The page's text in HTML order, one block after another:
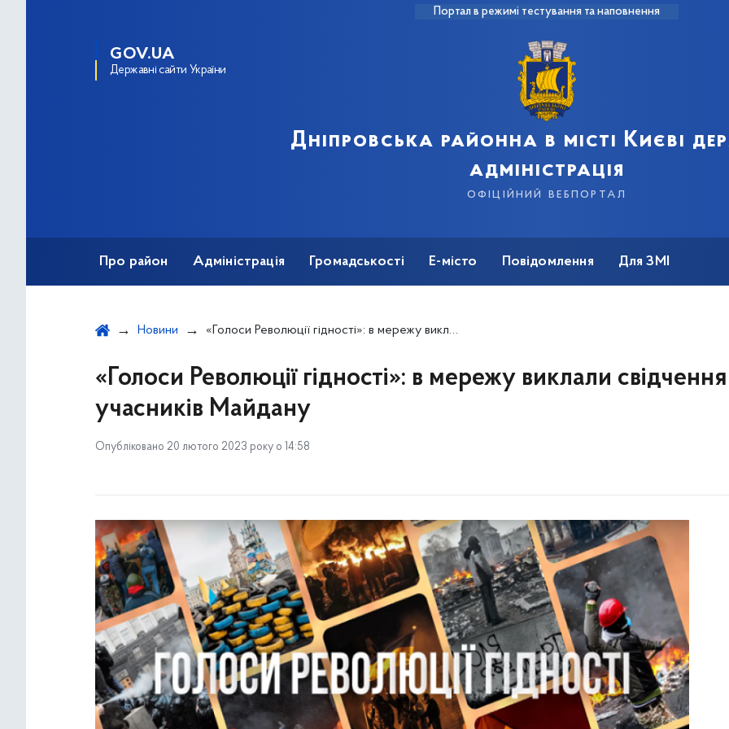
Портал в режимі тестування та наповнення
GOV.UA
Державні сайти України
Дніпровська районна в місті Києві
адміністрація
офіційний вебпортал
Про район Адміністрація Громадськості Е-місто Повідомлення Для ЗМІ
Новини «Голоси Революції гідності»: в мережу виклали свідчення учасників Майдану
«Голоси Революції гідності»: в мережу виклали свідчення
учасників Майдану
Опубліковано 20 лютого 2023 року о 14:58